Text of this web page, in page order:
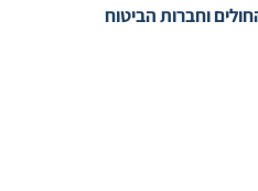
וחברות הביטוח